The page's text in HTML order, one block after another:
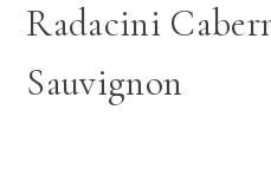
Radacini
Sauvignon